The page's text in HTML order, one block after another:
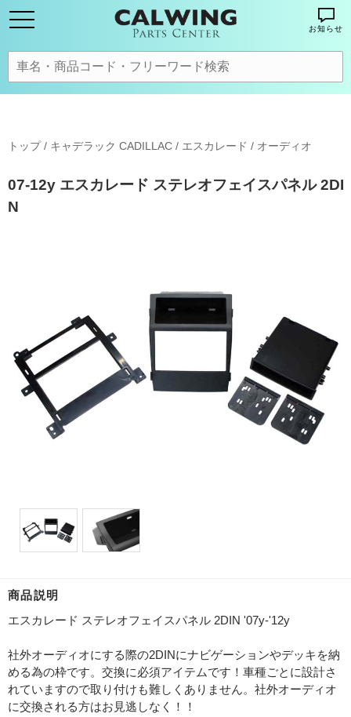
お知らせ
トップ/ キャデラック CADILLAC / エスカレード / オーディオ
07-12y エスカレード ステレオフェイスパネル 2DI
N
商品説明
エスカレード ステレオフェイスパネル 2DIN '07y-'12y
社外オーディオにする際の2DINにナビゲーションやデッキを納
める為の枠です。交換に必須アイテムです！車種ごとに設計さ
れていますので取り付けも難しくありません。社外オーディオ
に交換される方はお見逃しなく！！